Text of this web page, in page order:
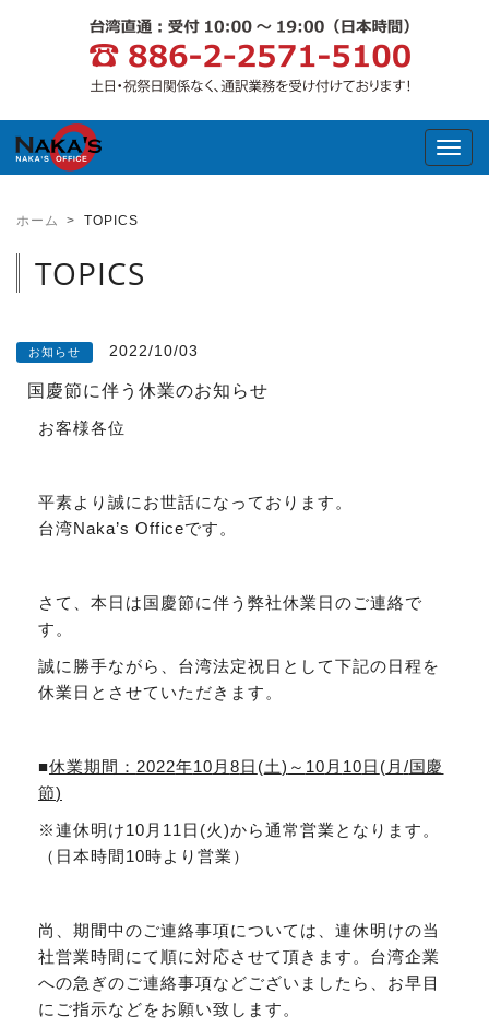
ホーム TOPICS
TOPICS
お知らせ 2022/10/03
国慶節に伴う休業のお知らせ
お客様各位
平素より誠にお世話になっております。
台湾Naka’s Officeです。
さて、本日は国慶節に伴う弊社休業日のご連絡で
す。
誠に勝手ながら、台湾法定祝日として下記の日程を
休業日とさせていただきます。
■休業期間： 2022年10 月 8日 (土) ～ 10 月 10日 ( 月 /国慶
節)
※連休明け10月11日(火)から通常営業となります。
（日本時間10時より営業）
尚、期間中のご連絡事項については、連休明けの当
社営業時間にて順に対応させて頂きます。台湾企業
への急ぎのご連絡事項などございましたら、お早目
にご指示などをお願い致します。